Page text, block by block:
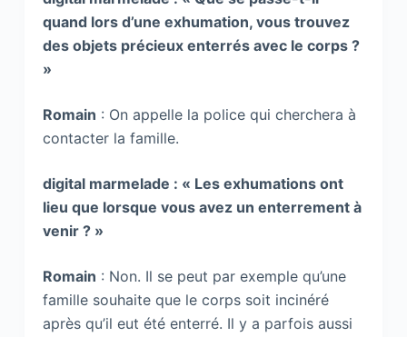
quand lors d’une exhumation, vous trouvez
des objets précieux enterrés avec le corps ?
»
Romain : On appelle la police qui cherchera à
contacter la famille.
digital marmelade : « Les exhumations ont
lieu que lorsque vous avez un enterrement à
venir ? »
Romain : Non. Il se peut par exemple qu’une
famille souhaite que le corps soit incinéré
après qu’il eut été enterré. Il y a parfois aussi